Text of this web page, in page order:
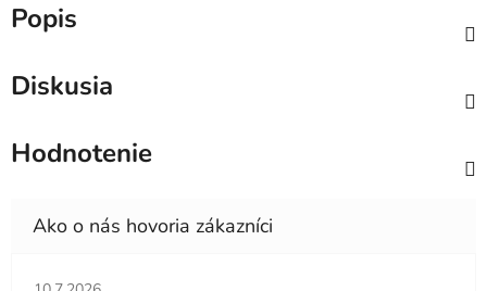
Popis
Diskusia
Hodnotenie
Hodnotenie obchodu je 5 z 5 hviezdičiek.